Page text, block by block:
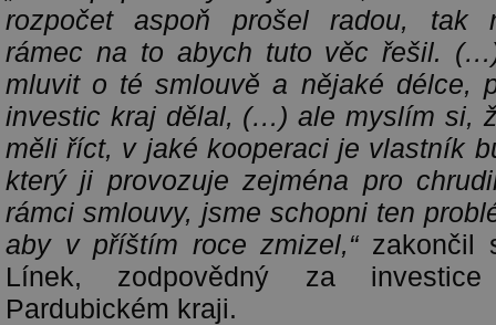
rozpočet aspoň prošel radou, tak
rámec na to abych tuto věc řešil.
mluvit o té smlouvě a nějaké délce,
investic kraj dělal, (…) ale myslím si,
měli říct, v jaké kooperaci je vlastník
který ji provozuje zejména pro
rámci smlouvy, jsme schopni ten
aby v příštím roce zmizel,“zakončil
Línek, zodpovědný za
Pardubickém kraji.